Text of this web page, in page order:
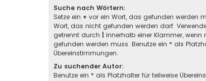
Suche nach Wörtern:
Setze ein + vor ein Wort, das gefunden werden
Wort, das nicht gefunden werden darf.
getrennt durch
innerhalb einer Klammer, wenn
gefunden werden muss. Benutze ein * als
Übereinstimmungen.
Zu suchender Autor:
Benutze ein * als Platzhalter für teilweise